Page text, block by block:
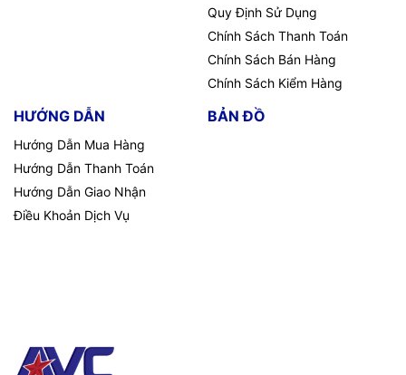
Quy Định Sử Dụng
Chính Sách Thanh Toán
Chính Sách Bán Hàng
Chính Sách Kiểm Hàng
HƯỚNG DẪN
Hướng Dẫn Mua Hàng
Hướng Dẫn Thanh Toán
Hướng Dẫn Giao Nhận
Điều Khoản Dịch Vụ
BẢN ĐỒ